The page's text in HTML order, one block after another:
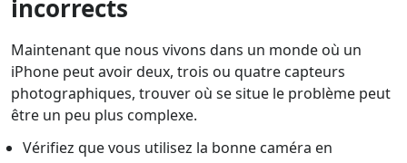
incorrects
Maintenant que nous vivons dans un monde où un
iPhone peut avoir deux, trois ou quatre capteurs
photographiques, trouver où se situe le problème peut
être un peu plus complexe.
Vérifiez que vous utilisez la bonne caméra en